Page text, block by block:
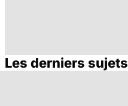
Le magnésium,
Les derniers sujets